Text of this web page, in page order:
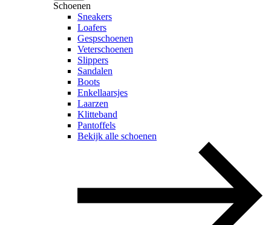
Schoenen
Sneakers
Loafers
Gespschoenen
Veterschoenen
Slippers
Sandalen
Boots
Enkellaarsjes
Laarzen
Klitteband
Pantoffels
Bekijk alle schoenen